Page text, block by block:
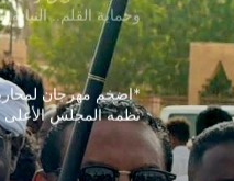
وحماية القلم..
التماس*
*اضخم مهرجان
نظمه المجلس الأعلى